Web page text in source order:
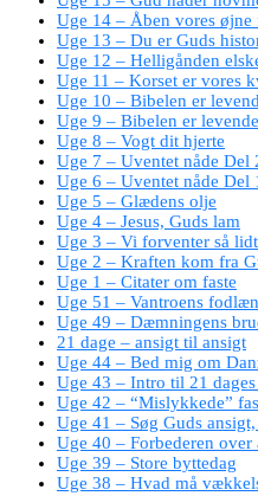
Uge 14 – Åben vores øjne
Uge 13 – Du er Guds
Uge 12 – Helligånden
Uge 11 – Korset er vores
Uge 10 – Bibelen er
Uge 9 – Bibelen er
Uge 8 – Vogt dit hjerte
Uge 7 – Uventet nåde Del
Uge 6 – Uventet nåde Del
Uge 5 – Glædens olje
Uge 4 – Jesus, Guds lam
Uge 3 – Vi forventer så lidt
Uge 2 – Kraften kom fra
Uge 1 – Citater om faste
Uge 51 – Vantroens
Uge 49 – Dæmningens
21 dage – ansigt til ansigt
Uge 44 – Bed mig om
Uge 43 – Intro til 21 dages
Uge 42 – “Mislykkede”
Uge 41 – Søg Guds
Uge 40 – Forbederen over
Uge 39 – Store byttedag
Uge 38 – Hvad må